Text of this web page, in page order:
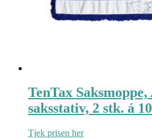
TenTax
saksstativ, 2 stk. á
Tjek prisen her